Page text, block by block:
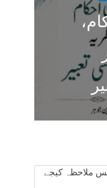
ملاحظہ کیجے